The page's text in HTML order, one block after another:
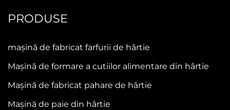
PRODUSE
mașină de fabricat farfurii de hârtie
Mașină de formare a cutiilor alimentare din hârtie
Mașină de fabricat pahare de hârtie
Mașină de paie din hârtie